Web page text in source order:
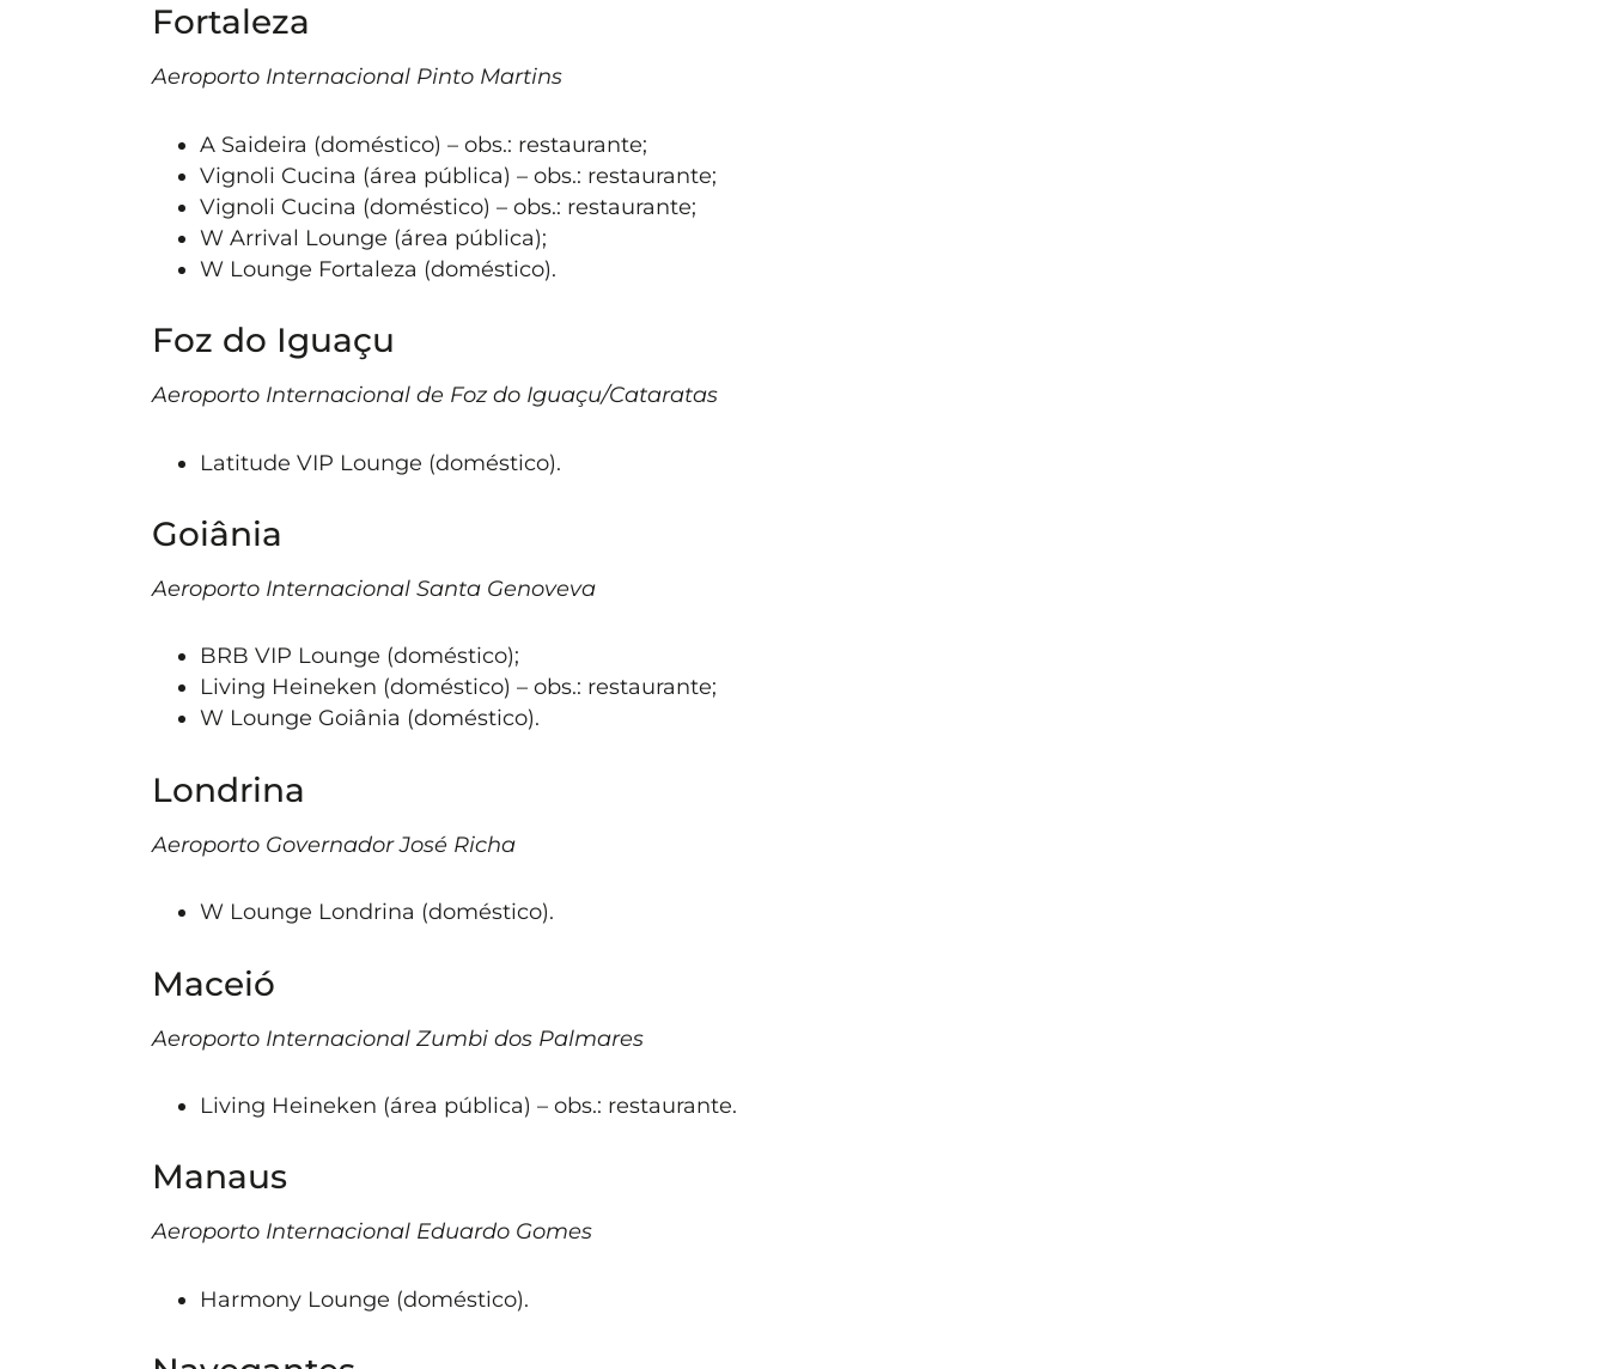
Fortaleza
Aeroporto Internacional Pinto Martins
A Saideira (doméstico) – obs.: restaurante;
Vignoli Cucina (área pública) – obs.: restaurante;
Vignoli Cucina (doméstico) – obs.: restaurante;
W Arrival Lounge (área pública);
W Lounge Fortaleza (doméstico).
Foz do Iguaçu
Aeroporto Internacional de Foz do Iguaçu/Cataratas
Latitude VIP Lounge (doméstico).
Goiânia
Aeroporto Internacional Santa Genoveva
BRB VIP Lounge (doméstico);
Living Heineken (doméstico) – obs.: restaurante;
W Lounge Goiânia (doméstico).
Londrina
Aeroporto Governador José Richa
W Lounge Londrina (doméstico).
Maceió
Aeroporto Internacional Zumbi dos Palmares
Living Heineken (área pública) – obs.: restaurante.
Manaus
Aeroporto Internacional Eduardo Gomes
Harmony Lounge (doméstico).